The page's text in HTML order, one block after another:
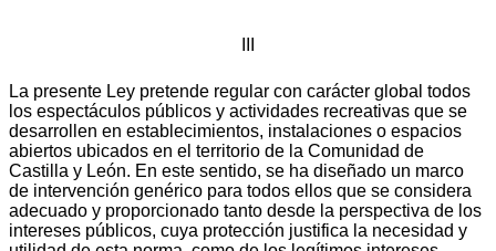
La presente Ley pretende regular con carácter global todos
los espectáculos públicos y actividades recreativas que se
desarrollen en establecimientos, instalaciones o espacios
abiertos ubicados en el territorio de la Comunidad de
Castilla y León. En este sentido, se ha diseñado un marco
de intervención genérico para todos ellos que se considera
adecuado y proporcionado tanto desde la perspectiva de los
intereses públicos, cuya protección justifica la necesidad y